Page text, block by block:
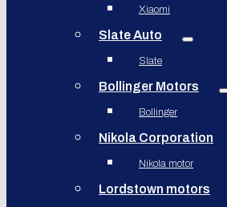
Xiaomi
Slate Auto
Slate
Bollinger Motors
Bollinger
Nikola Corporation
Nikola motor
Lordstown motors